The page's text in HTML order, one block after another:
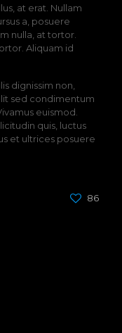
at erat. Nullam
a, posuere
nulla, at tortor.
Aliquam id
dignissim non,
sed condimentum
euismod.
quis, luctus
et ultrices posuere
86